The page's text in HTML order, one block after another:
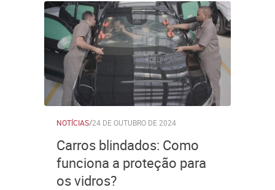
NOTÍCIAS/24 DE OUTUBRO DE 2024
Carros blindados: Como
funciona a proteção para
os vidros?